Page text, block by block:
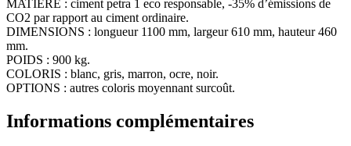
MATIERE : ciment petra 1 eco responsable, -35% d’émissions de
CO2 par rapport au ciment ordinaire.
DIMENSIONS : longueur 1100 mm, largeur 610 mm, hauteur 460
mm.
POIDS : 900 kg.
COLORIS : blanc, gris, marron, ocre, noir.
OPTIONS : autres coloris moyennant surcoût.
Informations complémentaires